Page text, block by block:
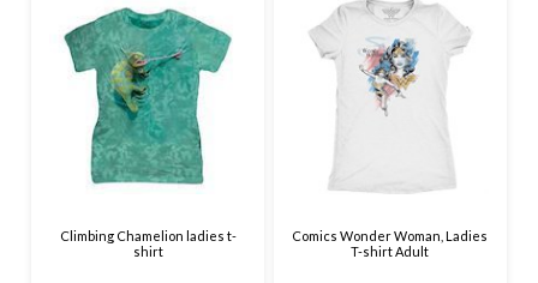
Climbing Chamelion ladies t-
shirt
Comics Wonder Woman, Ladies
T-shirt Adult